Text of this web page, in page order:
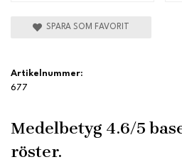
SPARA SOM FAVORIT
Artikelnummer:
677
Medelbetyg 4.6/5
röster.